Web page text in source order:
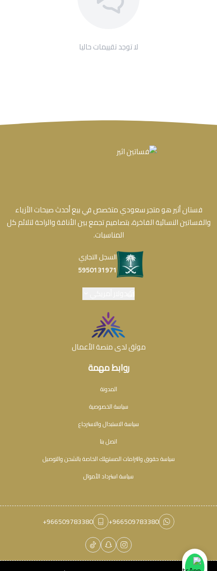
لا توجد تقييمات حاليا
روابط مهمة
المدونة
سياسة الخصوصية
سياسة الاستبدال والاسترجاع
اتصل بنا
سياسة حقوق والتزامات المستهلك الخاصة بالشحن والتوصيل
سياسة استرداد الأموال
فستان أثير هو متجر سعودي متخصص في بيع أحدث صيحات الأزياء
والفساتين النسائية الفاخرة، بتصاميم تجمع بين الأناقة والراحة لتلائم كل
المناسبات.
السجل التجاري
5950131971
موثق لدى منصة الأعمال
+966509783380
+966509783380